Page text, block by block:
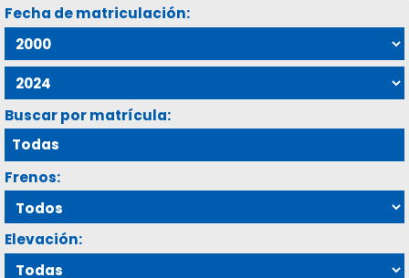
Fecha de matriculación:
Buscar por matrícula:
Frenos:
Elevación: